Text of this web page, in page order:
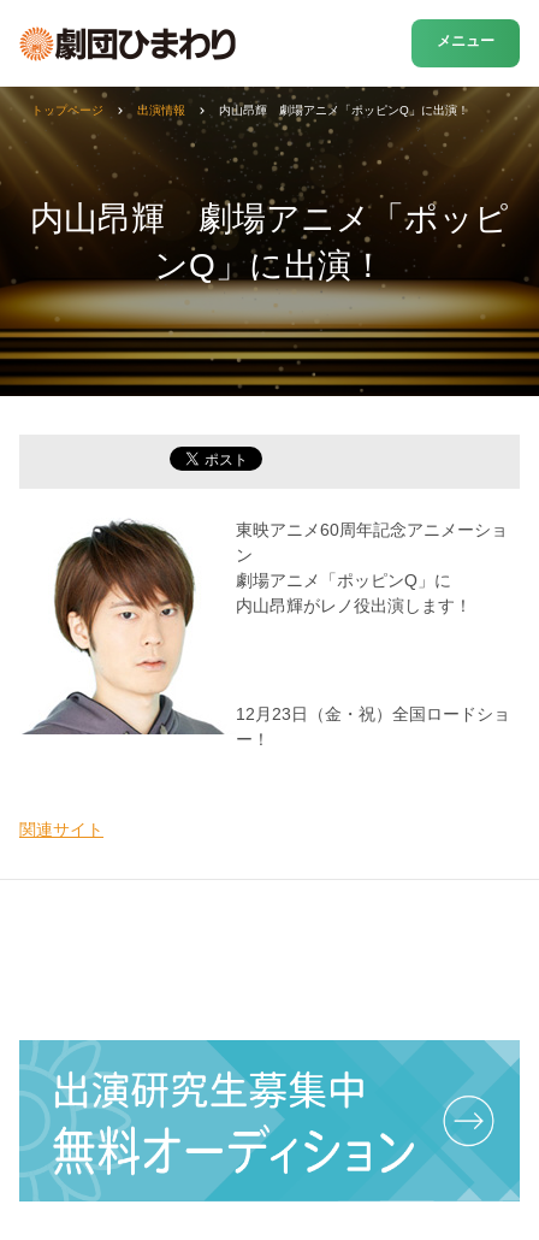
メニュー
内山昂輝 劇場アニメ「ポッピ
ンQ」に出演！
トップページ 出演情報 内山昂輝 劇場アニメ「ポッピンQ」に出演！
東映アニメ60周年記念アニメーショ
ン
劇場アニメ「ポッピンQ」に
内山昂輝がレノ役出演します！
12月23日（金・祝）全国ロードショ
ー！
関連サイト